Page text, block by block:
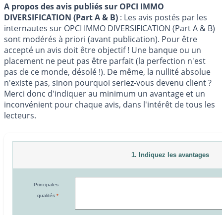
A propos des avis publiés sur OPCI IMMO
DIVERSIFICATION (Part A & B) : Les avis postés par les
internautes sur OPCI IMMO DIVERSIFICATION (Part A & B)
sont modérés à priori (avant publication). Pour être
accepté un avis doit être objectif ! Une banque ou un
placement ne peut pas être parfait (la perfection n'est
pas de ce monde, désolé !). De même, la nullité absolue
n'existe pas, sinon pourquoi seriez-vous devenu client ?
Merci donc d'indiquer au minimum un avantage et un
inconvénient pour chaque avis, dans l'intérêt de tous les
lecteurs.
1. Indiquez les avantages
Principales
qualités *